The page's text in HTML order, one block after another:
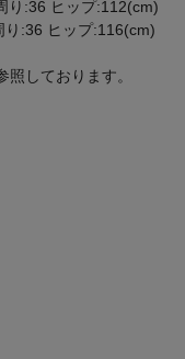
り:36 ヒップ:112(cm)
:36 ヒップ:116(cm)
しております。